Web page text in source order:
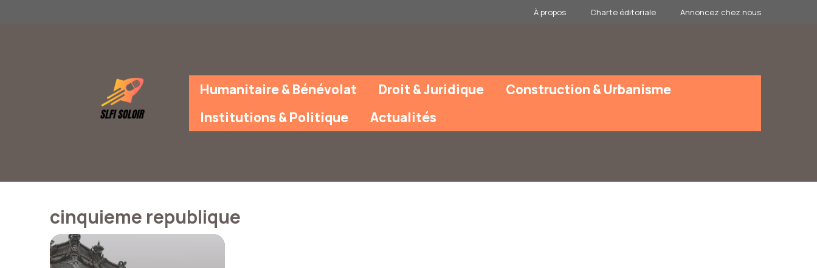
À propos Charte éditoriale Annoncez chez nous
Humanitaire & Bénévolat Droit & Juridique
Construction & Urbanisme
Institutions & Politique
Actualités
cinquieme republique